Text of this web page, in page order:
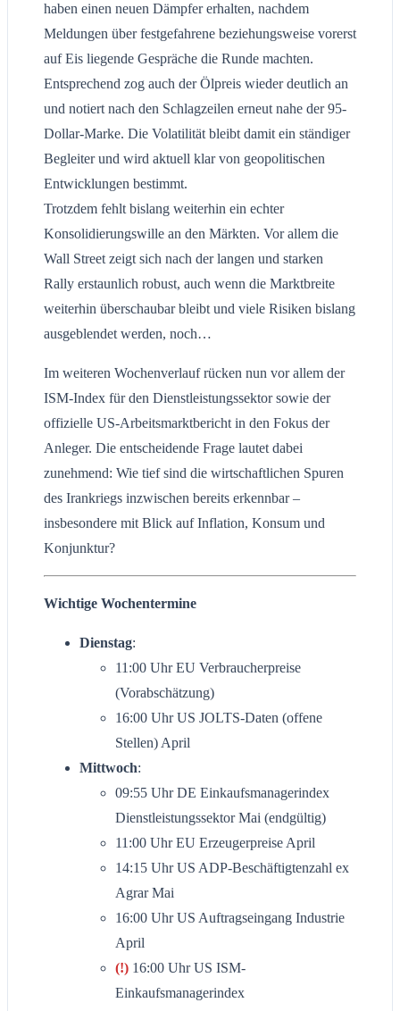
haben einen neuen Dämpfer erhalten, nachdem
Meldungen über festgefahrene beziehungsweise vorerst
auf Eis liegende Gespräche die Runde machten.
Entsprechend zog auch der Ölpreis wieder deutlich an
und notiert nach den Schlagzeilen erneut nahe der 95-
Dollar-Marke. Die Volatilität bleibt damit ein ständiger
Begleiter und wird aktuell klar von geopolitischen
Entwicklungen bestimmt.
Trotzdem fehlt bislang weiterhin ein echter
Konsolidierungswille an den Märkten. Vor allem die
Wall Street zeigt sich nach der langen und starken
Rally erstaunlich robust, auch wenn die Marktbreite
weiterhin überschaubar bleibt und viele Risiken bislang
ausgeblendet werden, noch…
Im weiteren Wochenverlauf rücken nun vor allem der
ISM-Index für den Dienstleistungssektor sowie der
offizielle US-Arbeitsmarktbericht in den Fokus der
Anleger. Die entscheidende Frage lautet dabei
zunehmend: Wie tief sind die wirtschaftlichen Spuren
des Irankriegs inzwischen bereits erkennbar –
insbesondere mit Blick auf Inflation, Konsum und
Konjunktur?
Wichtige Wochentermine
Dienstag:
11:00 Uhr EU Verbraucherpreise
(Vorabschätzung)
16:00 Uhr US JOLTS-Daten (offene
Stellen) April
Mittwoch:
09:55 Uhr DE Einkaufsmanagerindex
Dienstleistungssektor Mai (endgültig)
11:00 Uhr EU Erzeugerpreise April
14:15 Uhr US ADP-Beschäftigtenzahl ex
Agrar Mai
16:00 Uhr US Auftragseingang Industrie
April
(!) 16:00 Uhr US ISM-
Einkaufsmanagerindex